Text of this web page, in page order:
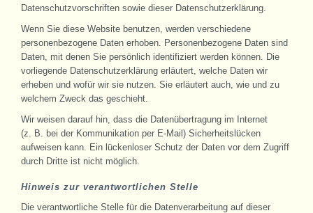
Datenschutzvorschriften sowie dieser Datenschutzerklärung.
Wenn Sie diese Website benutzen, werden verschiedene
personenbezogene Daten erhoben. Personenbezogene Daten sind
Daten, mit denen Sie persönlich identifiziert werden können. Die
vorliegende Datenschutzerklärung erläutert, welche Daten wir
erheben und wofür wir sie nutzen. Sie erläutert auch, wie und zu
welchem Zweck das geschieht.
Wir weisen darauf hin, dass die Datenübertragung im Internet
(z. B. bei der Kommunikation per E-Mail) Sicherheitslücken
aufweisen kann. Ein lückenloser Schutz der Daten vor dem Zugriff
durch Dritte ist nicht möglich.
Hinweis zur verantwortlichen Stelle
Die verantwortliche Stelle für die Datenverarbeitung auf dieser